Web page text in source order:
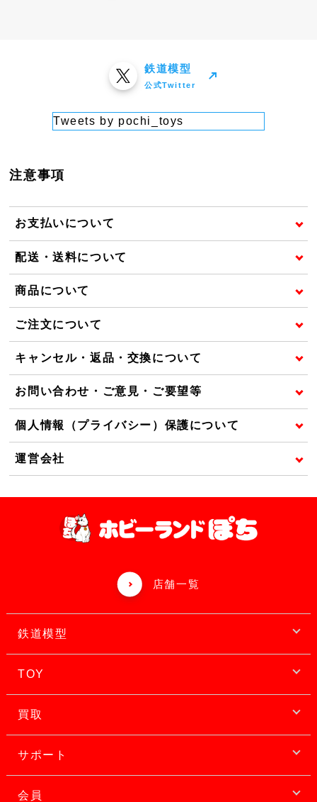
鉄道模型
公式Twitter
Tweets by pochi_toys
注意事項
お支払いについて
配送・送料について
商品について
ご注文について
キャンセル・返品・交換について
お問い合わせ・ご意見・ご要望等
個人情報（プライバシー）保護について
運営会社
店舗一覧
鉄道模型
TOY
買取
サポート
会員